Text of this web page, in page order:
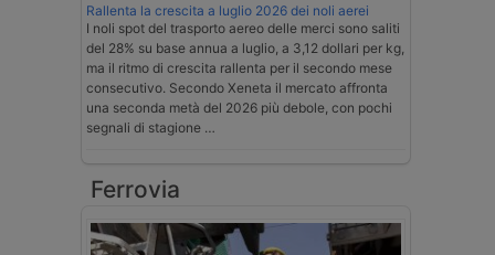
Rallenta la crescita a luglio 2026 dei noli aerei
I noli spot del trasporto aereo delle merci sono saliti
del 28% su base annua a luglio, a 3,12 dollari per kg,
ma il ritmo di crescita rallenta per il secondo mese
consecutivo. Secondo Xeneta il mercato affronta
una seconda metà del 2026 più debole, con pochi
segnali di stagione …
Ferrovia